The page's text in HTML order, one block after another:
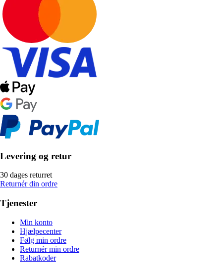
Levering og retur
30 dages returret
Returnér din ordre
Tjenester
Min konto
Hjælpecenter
Følg min ordre
Returnér min ordre
Rabatkoder